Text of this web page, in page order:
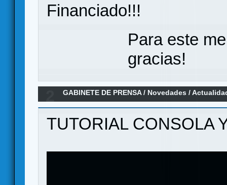
Financiado!!!
Para este
gracias!
GABINETE DE PRENSA/ Novedades /
VEGETASAURUS REX
TUTORIAL CONSOLA